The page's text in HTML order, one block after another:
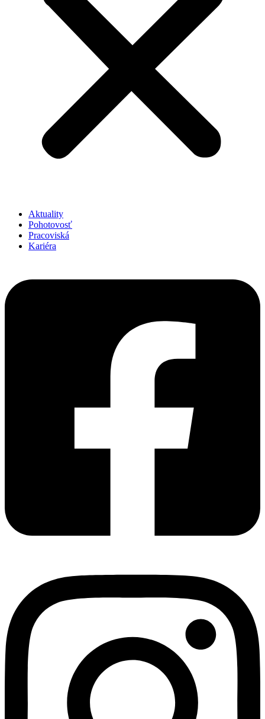
Aktuality
Pohotovosť
Pracoviská
Kariéra